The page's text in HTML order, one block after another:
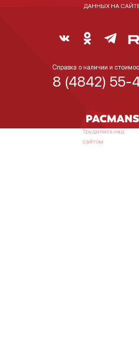
ДАННЫХ НА
Справка о наличии и
8 (4842) 55-
Трудились над
сайтом